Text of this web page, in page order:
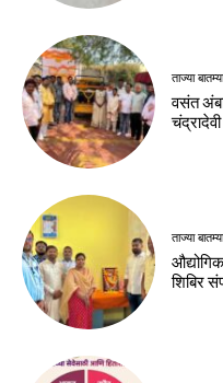
ताज्या
वसंत
ताज्या
शिबिर